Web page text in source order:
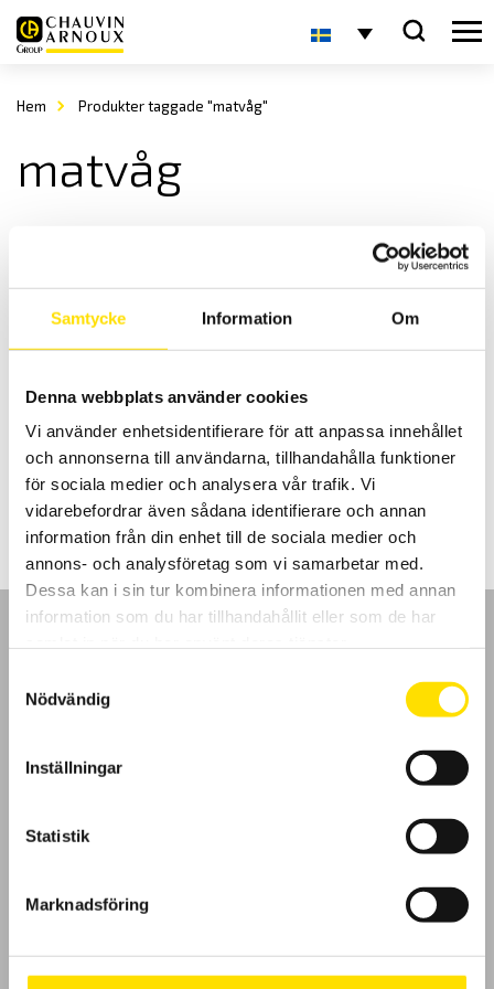
Samtycke Information Om
Denna webbplats använder cookies
Vi använder enhetsidentifierare för att anpassa innehållet
och annonserna till användarna, tillhandahålla funktioner
för sociala medier och analysera vår trafik. Vi
vidarebefordrar även sådana identifierare och annan
information från din enhet till de sociala medier och
annons- och analysföretag som vi samarbetar med.
Dessa kan i sin tur kombinera informationen med annan
information som du har tillhandahållit eller som de har
Nödvändig
Inställningar
Statistik
Marknadsföring
Hem Produkter taggade "matvåg"
matvåg
PESOLA Diamantsvåg PJS020, 20gram
Enkel diamantvåg 20g, från PESOLA
1,600.00kr LÄS MER